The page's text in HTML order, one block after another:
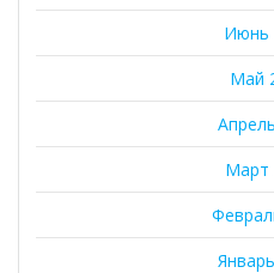
Июнь
Май
Март